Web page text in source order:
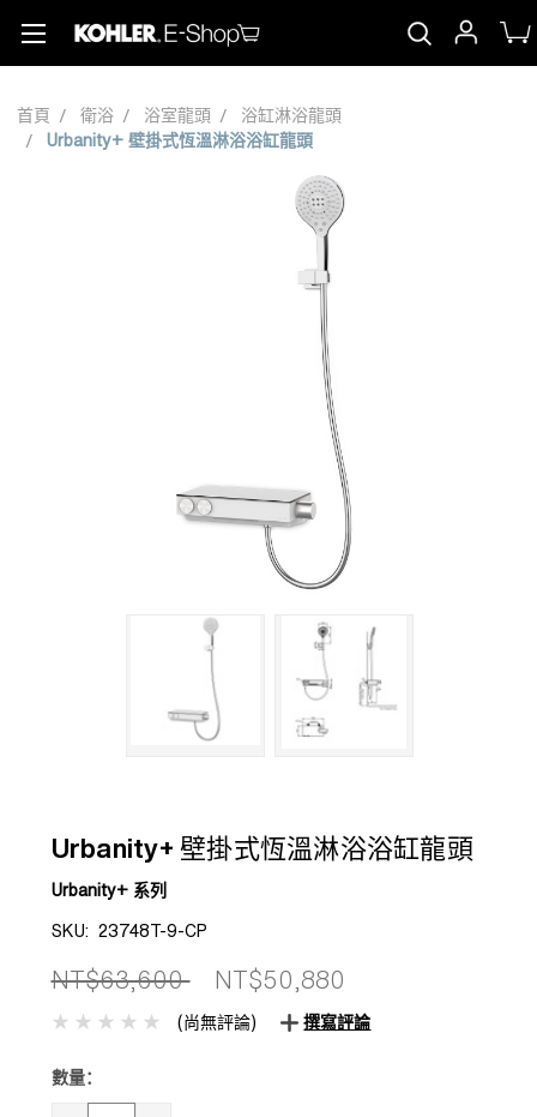
首頁 衛浴 浴室龍頭
浴缸淋浴龍頭
Urbanity+ 壁掛式恆溫淋浴浴缸龍頭
Urbanity+ 壁掛式恆溫淋浴浴缸龍頭
Urbanity+ 系列
SKU: 23748T-9-CP
NT$63,600 NT$50,880
(尚無評論) 撰寫評論
目前
數量：